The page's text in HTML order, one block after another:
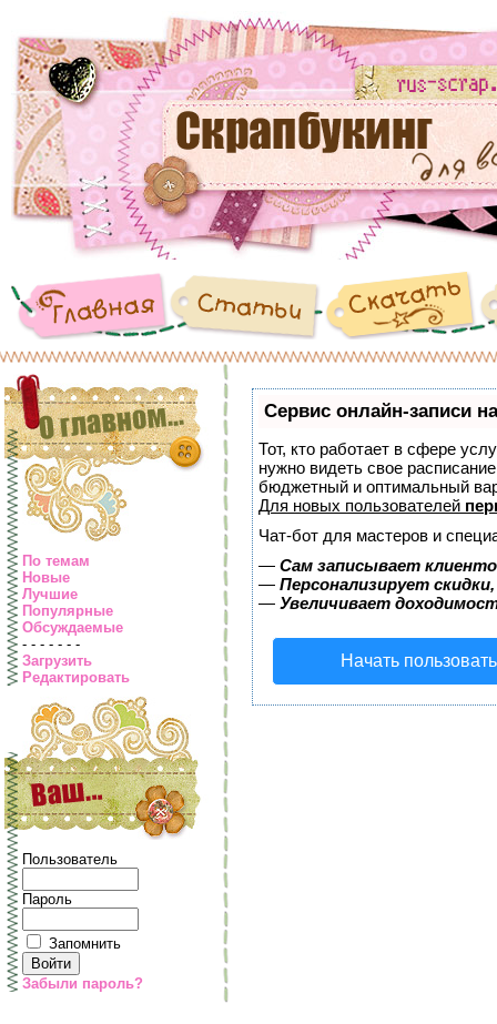
По темам
Новые
Лучшие
Популярные
Обсуждаемые
- - - - - - -
Загрузить
Редактировать
Пользователь
Пароль
Запомнить
Забыли пароль?
Сервис онлайн-записи
Тот, кто работает в сфере
нужно видеть свое
бюджетный и оптимальный
Для новых пользователей
Чат-бот для мастеров и
— Сам записывает
— Персонализирует
— Увеличивает
Начать